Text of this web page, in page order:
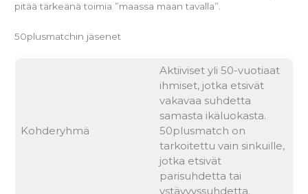
pitää tärkeänä toimia ”maassa maan tavalla”.
50plusmatchin jäsenet
Kohderyhmä
Aktiiviset yli 50-vuotiaat
ihmiset, jotka etsivät
vakavaa suhdetta
samasta ikäluokasta.
50plusmatch on
tarkoitettu vain sinkuille,
jotka etsivät
parisuhdetta tai
ystävyyssuhdetta.